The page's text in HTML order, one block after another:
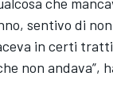
sentivo di
in certi
non andava”,